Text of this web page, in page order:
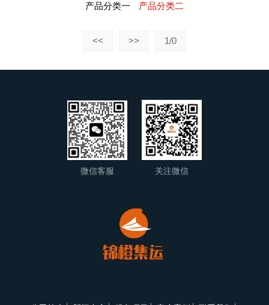
产品分类一 产品分类二
<< >> 1/0
微信客服 关注微信